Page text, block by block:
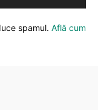
spamul. Află cum